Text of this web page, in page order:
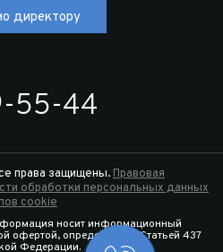
директору
55-44
права защищены.Правовая
обработки персональных данных
cookie
носит информационный
офертой, определяемой Статьей 437
Федерации.